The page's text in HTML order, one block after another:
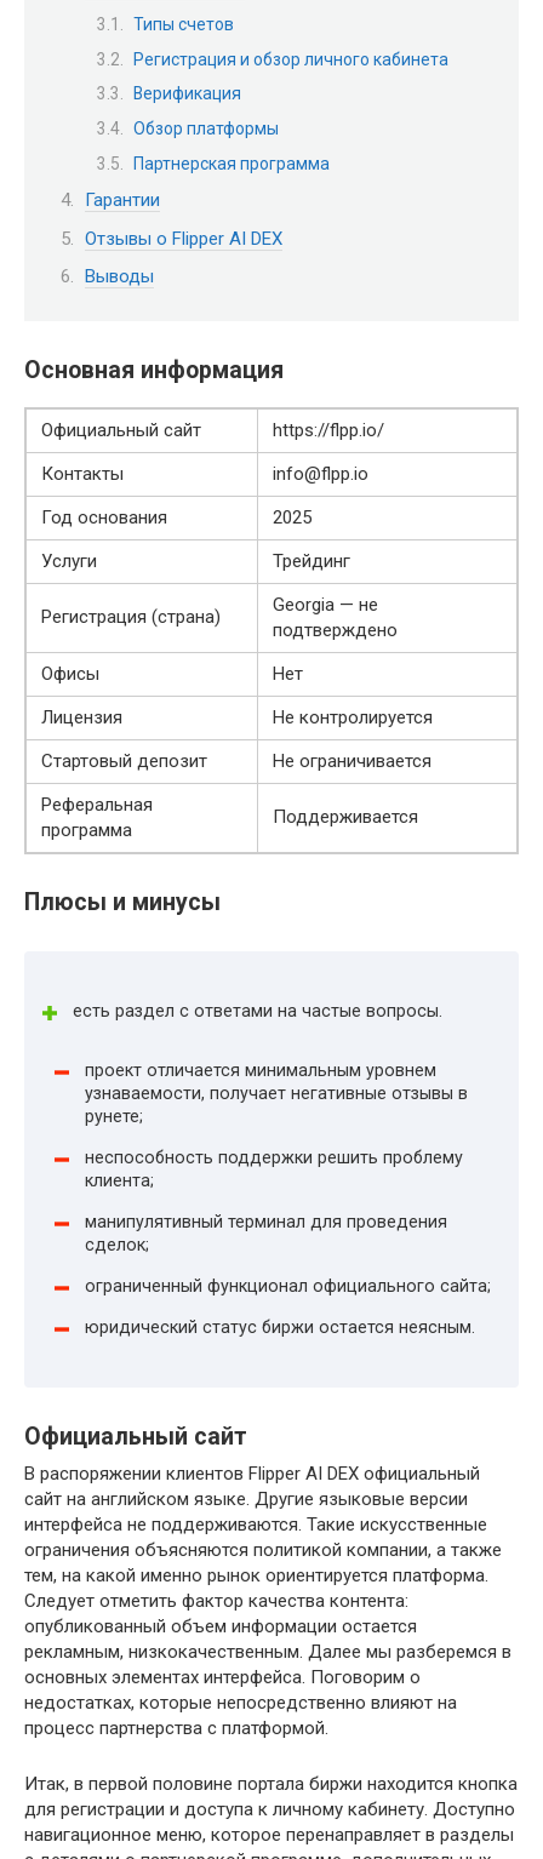
Типы счетов
Регистрация и обзор личного кабинета
Верификация
Обзор платформы
Партнерская программа
Гарантии
Отзывы о Flipper AI DEX
Выводы
Основная информация
Официальный сайт
https://flpp.io/
Контакты
info@flpp.io
Год основания
2025
Услуги
Трейдинг
Регистрация (страна)
Georgia — не
подтверждено
Офисы
Нет
Лицензия
Не контролируется
Стартовый депозит
Не ограничивается
Реферальная
программа
Поддерживается
Плюсы и минусы
есть раздел с ответами на частые вопросы.
проект отличается минимальным уровнем
узнаваемости, получает негативные отзывы в
рунете;
неспособность поддержки решить проблему
клиента;
манипулятивный терминал для проведения
сделок;
ограниченный функционал официального сайта;
юридический статус биржи остается неясным.
Официальный сайт
В распоряжении клиентов Flipper AI DEX официальный
сайт на английском языке. Другие языковые версии
интерфейса не поддерживаются. Такие искусственные
ограничения объясняются политикой компании, а также
тем, на какой именно рынок ориентируется платформа.
Следует отметить фактор качества контента:
опубликованный объем информации остается
рекламным, низкокачественным. Далее мы разберемся в
основных элементах интерфейса. Поговорим о
недостатках, которые непосредственно влияют на
процесс партнерства с платформой.
Итак, в первой половине портала биржи находится кнопка
для регистрации и доступа к личному кабинету. Доступно
навигационное меню, которое перенаправляет в разделы